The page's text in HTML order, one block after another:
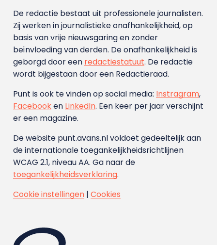
De redactie bestaat uit professionele journalisten.
Zij werken in journalistieke onafhankelijkheid, op
basis van vrije nieuwsgaring en zonder
beïnvloeding van derden. De onafhankelijkheid is
geborgd door een redactiestatuut. De redactie
wordt bijgestaan door een Redactieraad.
Punt is ook te vinden op social media: Instragram,
Facebooken LinkedIn. Een keer per jaar verschijnt
er een magazine.
De website punt.avans.nl voldoet gedeeltelijk aan
de internationale toegankelijkheidsrichtlijnen
WCAG 2.1, niveau AA. Ga naar de
toegankelijkheidsverklaring.
Cookie instellingen| Cookies